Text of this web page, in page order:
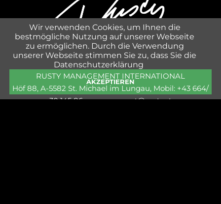
RUSTY MANAGEMENT INTERNATIONAL
Höf 88, A-5582 St. Michael im Lungau, Mobil: +43 664/
30 145 86,management@rusty.at
Wir verwenden Cookies, um Ihnen die
bestmögliche Nutzung auf unserer Webseite
zu ermöglichen. Durch die Verwendung
unserer Webseite stimmen Sie zu, dass Sie die
Datenschutzerklärung
AKZEPTIEREN